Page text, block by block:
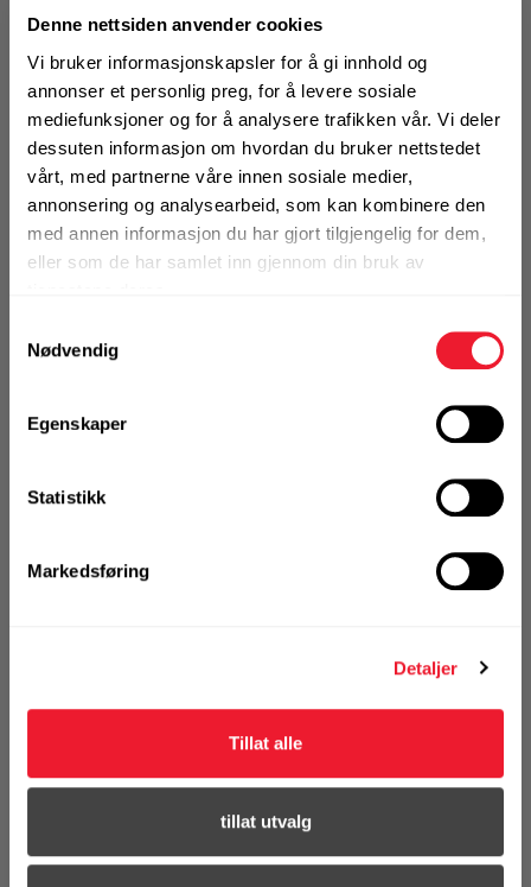
Denne nettsiden anvender cookies
Vi bruker informasjonskapsler for å gi innhold og
annonser et personlig preg, for å levere sosiale
mediefunksjoner og for å analysere trafikken vår. Vi deler
dessuten informasjon om hvordan du bruker nettstedet
vårt, med partnerne våre innen sosiale medier,
annonsering og analysearbeid, som kan kombinere den
med annen informasjon du har gjort tilgjengelig for dem,
eller som de har samlet inn gjennom din bruk av
Nødvendig
Egenskaper
Statistikk
Markedsføring
Detaljer
Tillat alle
tillat utvalg
Logg inn eller
registrer deg for å
se din avtalepris
KJØP
Handleliste
Art.nr. 126512220
Skrue Motek T-lift 12x220/205
1 Pakke a 25 Stk
registrer deg for å
Logg inn eller
KJØP